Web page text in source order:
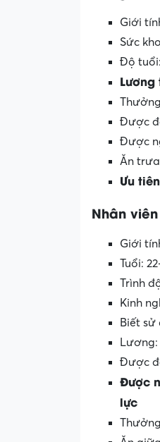
Giới
Sức
Độ
Lương
Được
Được
Ăn
Ưu
Nhân
Giới
Tuổi:
Trình
Kinh
Biết sử
Được
Được
lực